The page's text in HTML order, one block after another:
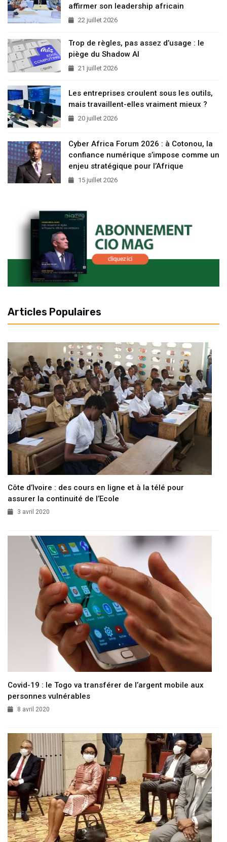
affirmer son leadership africain
22 juillet 2026
Trop de règles, pas assez d’usage : le
piège du Shadow AI
21 juillet 2026
Les entreprises croulent sous les outils,
mais travaillent-elles vraiment mieux ?
20 juillet 2026
Cyber Africa Forum 2026 : à Cotonou, la
confiance numérique s’impose comme un
enjeu stratégique pour l’Afrique
15 juillet 2026
Articles Populaires
Côte d’Ivoire : des cours en ligne et à la télé pour
assurer la continuité de l’Ecole
3 avril 2020
Covid-19 : le Togo va transférer de l’argent mobile aux
personnes vulnérables
8 avril 2020